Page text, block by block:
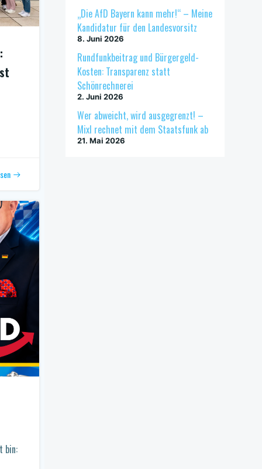
bin:
„Die AfD Bayern kann mehr!“ – Meine
Kandidatur für den Landesvorsitz
8. Juni 2026
Rundfunkbeitrag und Bürgergeld-
Kosten: Transparenz statt
Schönrechnerei
2. Juni 2026
Wer abweicht, wird ausgegrenzt! –
Mixl rechnet mit dem Staatsfunk ab
21. Mai 2026